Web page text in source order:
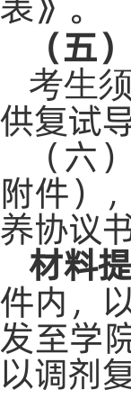
（五
考生
供复试
（六
附件）
养协议
材料
件内，
发至学
以调剂